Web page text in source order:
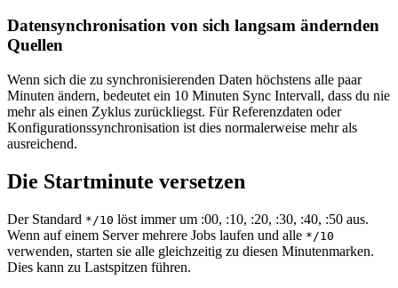
Datensynchronisation von sich langsam ändernden
Quellen
Wenn sich die zu synchronisierenden Daten höchstens alle paar
Minuten ändern, bedeutet ein 10 Minuten Sync Intervall, dass du nie
mehr als einen Zyklus zurückliegst. Für Referenzdaten oder
Konfigurationssynchronisation ist dies normalerweise mehr als
ausreichend.
Die Startminute versetzen
Der Standard */10 löst immer um :00, :10, :20, :30, :40, :50 aus.
Wenn auf einem Server mehrere Jobs laufen und alle */10
verwenden, starten sie alle gleichzeitig zu diesen Minutenmarken.
Dies kann zu Lastspitzen führen.